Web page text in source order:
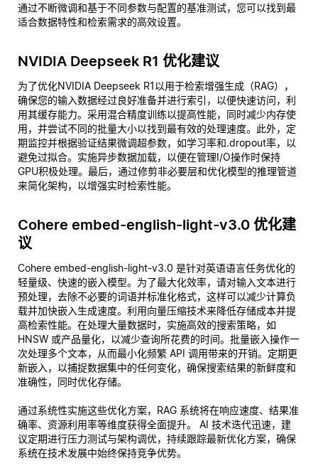
通过不断微调和基于不同参数与配置的基准测试，您可以找到最
适合数据特性和检索需求的高效设置。
NVIDIA Deepseek R1 优化建议
为了优化NVIDIA Deepseek R1以用于检索增强生成（RAG），
确保您的输入数据经过良好准备并进行索引，以便快速访问，利
用其缓存能力。采用混合精度训练以提高性能，同时减少内存使
用，并尝试不同的批量大小以找到最有效的处理速度。此外，定
期监控并根据验证结果微调超参数，如学习率和.dropout率，以
避免过拟合。实施异步数据加载，以便在管理I/O操作时保持
GPU积极处理。最后，通过修剪非必要层和优化模型的推理管道
来简化架构，以增强实时检索性能。
Cohere embed-english-light-v3.0 优化建
议
Cohere embed-english-light-v3.0 是针对英语语言任务优化的
轻量级、快速的嵌入模型。为了最大化效率，请对输入文本进行
预处理，去除不必要的词语并标准化格式，这样可以减少计算负
载并加快嵌入生成速度。利用向量压缩技术来降低存储成本并提
高检索性能。在处理大量数据时，实施高效的搜索策略，如
HNSW 或产品量化，以减少查询所花费的时间。批量嵌入操作一
次处理多个文本，从而最小化频繁 API 调用带来的开销。定期更
新嵌入，以捕捉数据集中的任何变化，确保搜索结果的新鲜度和
准确性，同时优化存储。
通过系统性实施这些优化方案，RAG 系统将在响应速度、结果准
确率、资源利用率等维度获得全面提升。 AI 技术迭代迅速，建
议定期进行压力测试与架构调优，持续跟踪最新优化方案，确保
系统在技术发展中始终保持竞争优势。